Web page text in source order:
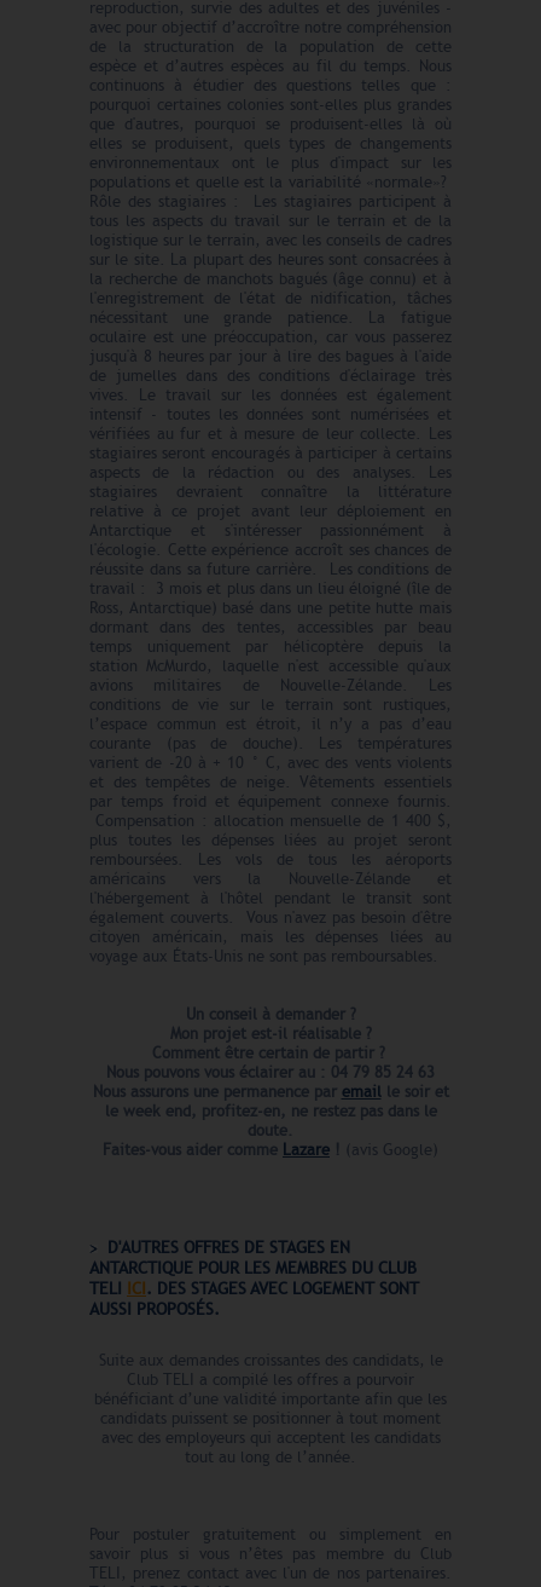
reproduction, survie des adultes et des juvéniles -
avec pour objectif d’accroître notre compréhension
de la structuration de la population de cette
espèce et d’autres espèces au fil du temps. Nous
continuons à étudier des questions telles que :
pourquoi certaines colonies sont-elles plus grandes
que d'autres, pourquoi se produisent-elles là où
elles se produisent, quels types de changements
environnementaux ont le plus d'impact sur les
populations et quelle est la variabilité «normale»?
Rôle des stagiaires : Les stagiaires participent à
tous les aspects du travail sur le terrain et de la
logistique sur le terrain, avec les conseils de cadres
sur le site. La plupart des heures sont consacrées à
la recherche de manchots bagués (âge connu) et à
l'enregistrement de l'état de nidification, tâches
nécessitant une grande patience. La fatigue
oculaire est une préoccupation, car vous passerez
jusqu'à 8 heures par jour à lire des bagues à l'aide
de jumelles dans des conditions d'éclairage très
vives. Le travail sur les données est également
intensif - toutes les données sont numérisées et
vérifiées au fur et à mesure de leur collecte. Les
stagiaires seront encouragés à participer à certains
aspects de la rédaction ou des analyses. Les
stagiaires devraient connaître la littérature
relative à ce projet avant leur déploiement en
Antarctique et s'intéresser passionnément à
l'écologie. Cette expérience accroît ses chances de
réussite dans sa future carrière. Les conditions de
travail : 3 mois et plus dans un lieu éloigné (île de
Ross, Antarctique) basé dans une petite hutte mais
dormant dans des tentes, accessibles par beau
temps uniquement par hélicoptère depuis la
station McMurdo, laquelle n'est accessible qu'aux
avions militaires de Nouvelle-Zélande. Les
conditions de vie sur le terrain sont rustiques,
l’espace commun est étroit, il n’y a pas d’eau
courante (pas de douche). Les températures
varient de -20 à + 10 ° C, avec des vents violents
et des tempêtes de neige. Vêtements essentiels
par temps froid et équipement connexe fournis.
Compensation : allocation mensuelle de 1 400 $,
plus toutes les dépenses liées au projet seront
remboursées. Les vols de tous les aéroports
américains vers la Nouvelle-Zélande et
l'hébergement à l'hôtel pendant le transit sont
également couverts. Vous n'avez pas besoin d'être
citoyen américain, mais les dépenses liées au
voyage aux États-Unis ne sont pas remboursables.
Un conseil à demander ?
Mon projet est-il réalisable ?
Comment être certain de partir ?
Nous pouvons vous éclairer au : 04 79 85 24 63
Nous assurons une permanence par emaille soir et
le week end, profitez-en, ne restez pas dans le
doute.
Faites-vous aider comme Lazare ! (avis Google)
D'AUTRES OFFRES DE STAGES EN
ANTARCTIQUE POUR LES MEMBRES DU CLUB
TELI
ICI . DES STAGES AVEC LOGEMENT SONT
AUSSI PROPOSÉS.
Suite aux demandes croissantes des candidats, le
Club TELI a compilé les offres a pourvoir
bénéficiant d’une validité importante afin que les
candidats puissent se positionner à tout moment
avec des employeurs qui acceptent les candidats
tout au long de l’année.
Pour postuler gratuitement ou simplement en
savoir plus si vous n’êtes pas membre du Club
TELI, prenez contact avec l'un de nos partenaires.